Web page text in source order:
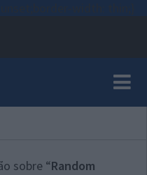
sobre “Random